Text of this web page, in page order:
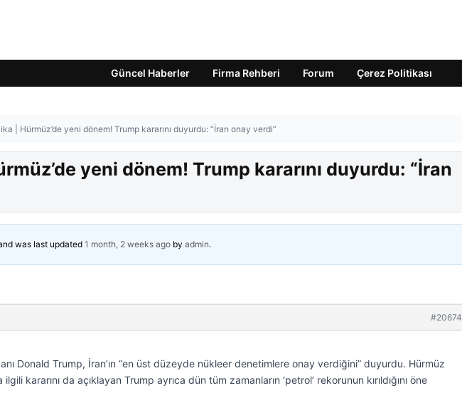
Güncel Haberler Firma Rehberi Forum Çerez Politikası
| Hürmüz’de yeni dönem! Trump kararını duyurdu: “İran onay verdi”
yeni dönem! Trump kararını duyurdu: “İran
was last updated 1 month, 2 weeks ago by admin.
#20674
Donald Trump, İran’ın “en üst düzeyde nükleer denetimlere onay verdiğini” duyurdu. Hürmüz
ilgili kararını da açıklayan Trump ayrıca dün tüm zamanların ‘petrol’ rekorunun kırıldığını öne